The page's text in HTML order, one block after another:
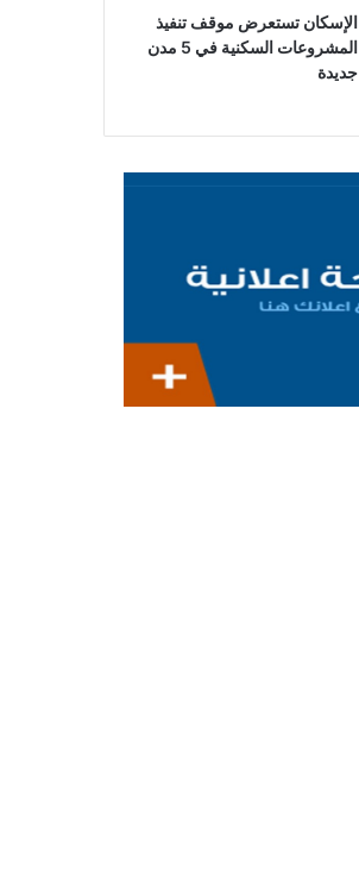
الإسكان تستعرض موقف تنفيذ
المشروعات السكنية في 5 مدن
جديدة